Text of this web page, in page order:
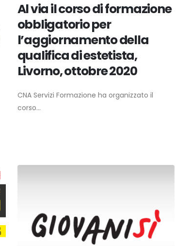
Al via il corso di formazione
obbligatorio per
l’aggiornamento della
qualifica di estetista,
Livorno, ottobre 2020
CNA Servizi Formazione ha organizzato il
corso...